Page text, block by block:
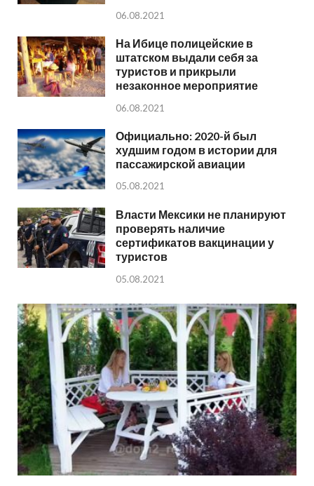
06.08.2021
На Ибице полицейские в
штатском выдали себя за
туристов и прикрыли
незаконное мероприятие
06.08.2021
Официально: 2020-й был
худшим годом в истории для
пассажирской авиации
05.08.2021
Власти Мексики не планируют
проверять наличие
сертификатов вакцинации у
туристов
05.08.2021